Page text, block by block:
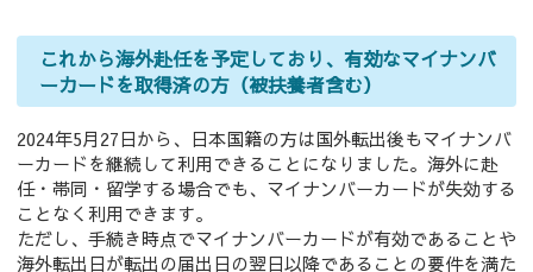
これから海外赴任を予定しており、有効なマイナンバ
ーカードを取得済の方（被扶養者含む）
2024年5月27日から、日本国籍の方は国外転出後もマイナンバ
ーカードを継続して利用できることになりました。海外に赴
任・帯同・留学する場合でも、マイナンバーカードが失効する
ことなく利用できます。
ただし、手続き時点でマイナンバーカードが有効であることや
海外転出日が転出の届出日の翌日以降であることの要件を満た